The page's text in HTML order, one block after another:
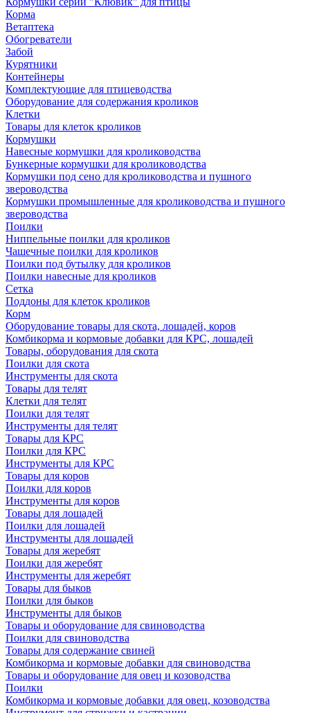
Корма
Ветаптека
Обогреватели
Забой
Курятники
Контейнеры
Комплектующие для птицеводства
Оборудование для содержания кроликов
Клетки
Товары для клеток кроликов
Кормушки
Навесные кормушки для кролиководства
Бункерные кормушки для кролиководства
Кормушки под сено для кролиководства и пушного
звероводства
Кормушки промышленные для кролиководства и пушного
звероводства
Поилки
Ниппельные поилки для кроликов
Чашечные поилки для кроликов
Поилки под бутылку для кроликов
Поилки навесные для кроликов
Сетка
Поддоны для клеток кроликов
Корм
Оборудование товары для скота, лошадей, коров
Комбикорма и кормовые добавки для КРС, лошадей
Товары, оборудования для скота
Поилки для скота
Инструменты для скота
Товары для телят
Клетки для телят
Поилки для телят
Инструменты для телят
Товары для КРС
Поилки для КРС
Инструменты для КРС
Товары для коров
Поилки для коров
Инструменты для коров
Товары для лошадей
Поилки для лошадей
Инструменты для лошадей
Товары для жеребят
Поилки для жеребят
Инструменты для жеребят
Товары для быков
Поилки для быков
Инструменты для быков
Товары и оборудование для свиноводства
Поилки для свиноводства
Товары для содержание свиней
Комбикорма и кормовые добавки для свиноводства
Товары и оборудование для овец и козоводства
Поилки
Комбикорма и кормовые добавки для овец, козоводства